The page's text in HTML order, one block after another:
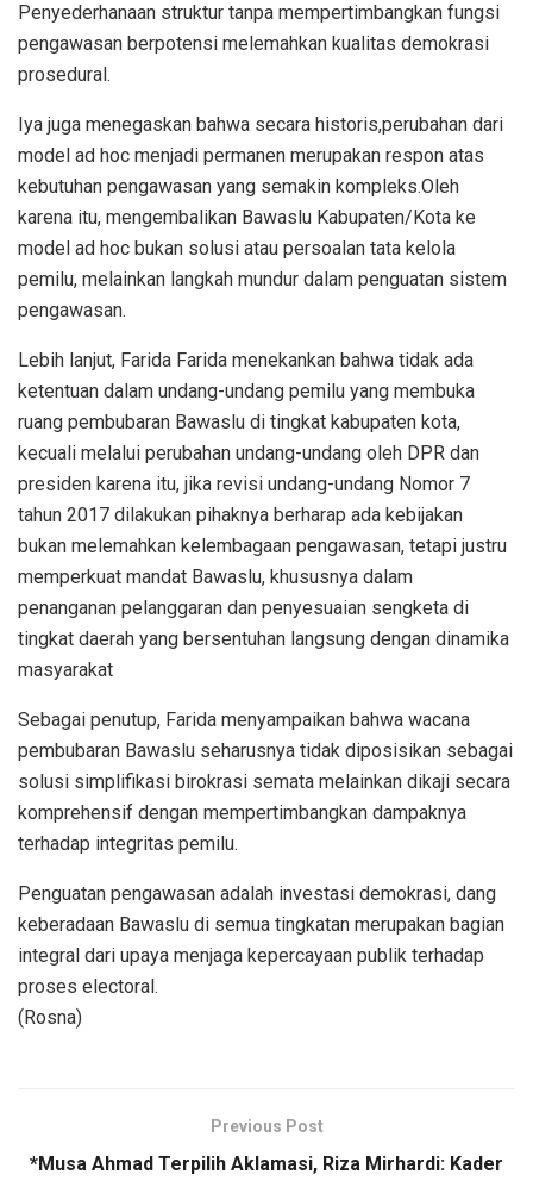
Penyederhanaan struktur tanpa mempertimbangkan fungsi
pengawasan berpotensi melemahkan kualitas demokrasi
prosedural.
Iya juga menegaskan bahwa secara historis,perubahan dari
model ad hoc menjadi permanen merupakan respon atas
kebutuhan pengawasan yang semakin kompleks.Oleh
karena itu, mengembalikan Bawaslu Kabupaten/Kota ke
model ad hoc bukan solusi atau persoalan tata kelola
pemilu, melainkan langkah mundur dalam penguatan sistem
pengawasan.
Lebih lanjut, Farida Farida menekankan bahwa tidak ada
ketentuan dalam undang-undang pemilu yang membuka
ruang pembubaran Bawaslu di tingkat kabupaten kota,
kecuali melalui perubahan undang-undang oleh DPR dan
presiden karena itu, jika revisi undang-undang Nomor 7
tahun 2017 dilakukan pihaknya berharap ada kebijakan
bukan melemahkan kelembagaan pengawasan, tetapi justru
memperkuat mandat Bawaslu, khususnya dalam
penanganan pelanggaran dan penyesuaian sengketa di
tingkat daerah yang bersentuhan langsung dengan dinamika
masyarakat
Sebagai penutup, Farida menyampaikan bahwa wacana
pembubaran Bawaslu seharusnya tidak diposisikan sebagai
solusi simplifikasi birokrasi semata melainkan dikaji secara
komprehensif dengan mempertimbangkan dampaknya
terhadap integritas pemilu.
Penguatan pengawasan adalah investasi demokrasi, dang
keberadaan Bawaslu di semua tingkatan merupakan bagian
integral dari upaya menjaga kepercayaan publik terhadap
proses electoral.
(Rosna)
Previous Post
*Musa Ahmad Terpilih Aklamasi, Riza Mirhardi: Kader